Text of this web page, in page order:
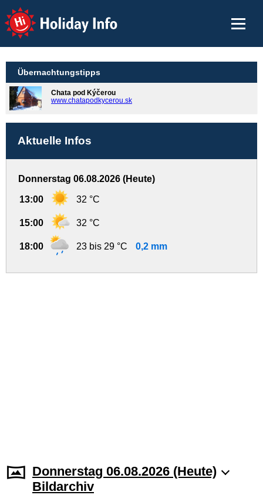
Holiday Info
Übernachtungstipps
Chata pod Kýčerou
www.chatapodkycerou.sk
Aktuelle Infos
Donnerstag 06.08.2026 (Heute)
13:00 32 °C
15:00 32 °C
18:00 23 bis 29 °C 0,2 mm
Donnerstag 06.08.2026 (Heute)
Bildarchiv